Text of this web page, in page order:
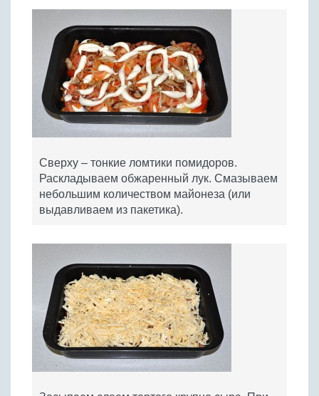
Сверху – тонкие ломтики помидоров.
Раскладываем обжаренный лук. Смазываем
небольшим количеством майонеза (или
выдавливаем из пакетика).